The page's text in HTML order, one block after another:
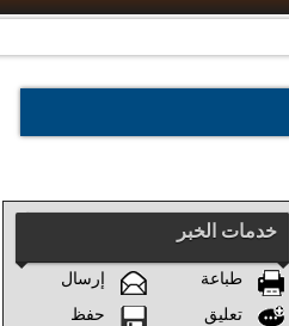
خدمات الخبر
طباعة
إرسال
تعليق
حفظ